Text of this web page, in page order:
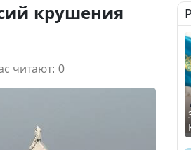
крушения
читают: 0